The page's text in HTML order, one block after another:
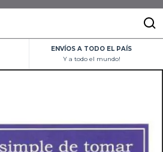
ENVÍOS A TODO EL PAÍS
Y a todo el mundo!